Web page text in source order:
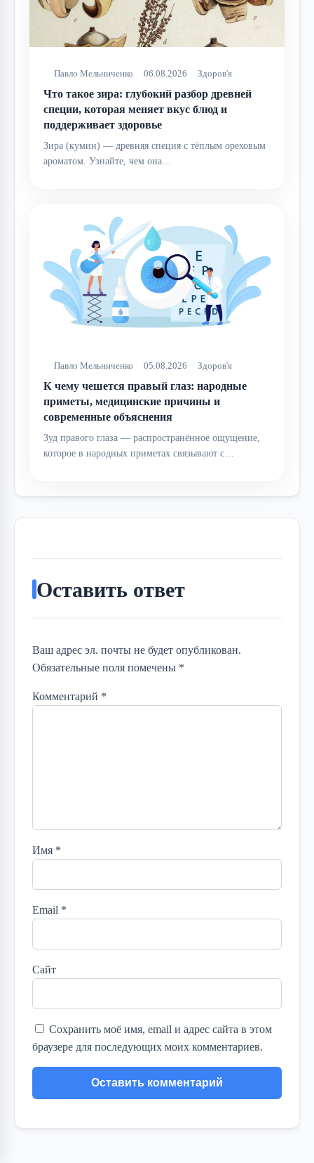
Павло Мельниченко 06.08.2026 Здоров'я
Что такое зира: глубокий разбор древней
специи, которая меняет вкус блюд и
поддерживает здоровье
Зира (кумин) — древняя специя с тёплым ореховым
ароматом. Узнайте, чем она…
Павло Мельниченко 05.08.2026 Здоров'я
К чему чешется правый глаз: народные
приметы, медицинские причины и
современные объяснения
Зуд правого глаза — распространённое ощущение,
которое в народных приметах связывают с…
Оставить ответ
Ваш адрес эл. почты не будет опубликован.
Обязательные поля помечены *
Комментарий *
Имя *
Email *
Сайт
Сохранить моё имя, email и адрес сайта в этом
браузере для последующих моих комментариев.